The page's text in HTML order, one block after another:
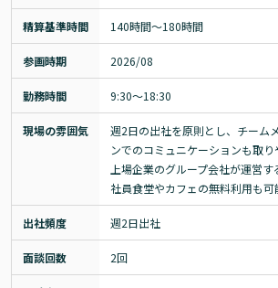
精算基準時間 140時間〜180時間
参画時期 2026/08
勤務時間 9:30～18:30
現場の雰囲気
週2日の出社を原則とし、チーム
ンでのコミュニケーションも取り
上場企業のグループ会社が運営す
社員食堂やカフェの無料利用も可
出社頻度 週2日出社
面談回数 2回